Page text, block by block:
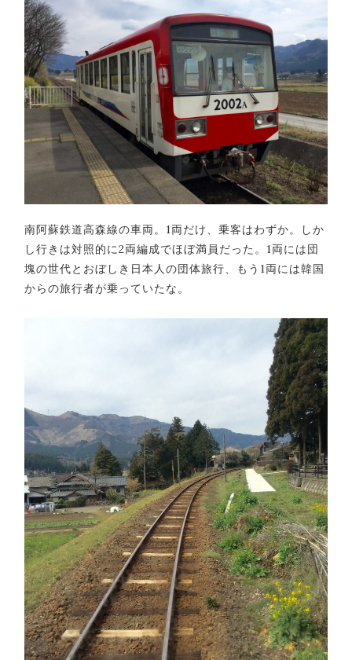
南阿蘇鉄道高森線の車両。1両だけ、乗客はわずか。しか
し行きは対照的に2両編成でほぼ満員だった。1両には団
塊の世代とおぼしき日本人の団体旅行、もう1両には韓国
からの旅行者が乗っていたな。